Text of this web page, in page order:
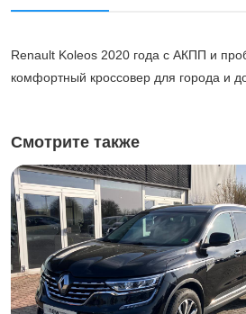
Renault Koleos 2020 года с АКПП и
комфортный кроссовер для города и
Смотрите также